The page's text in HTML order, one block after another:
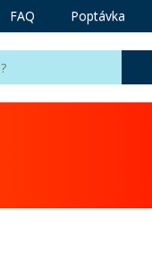
FAQ Poptávka